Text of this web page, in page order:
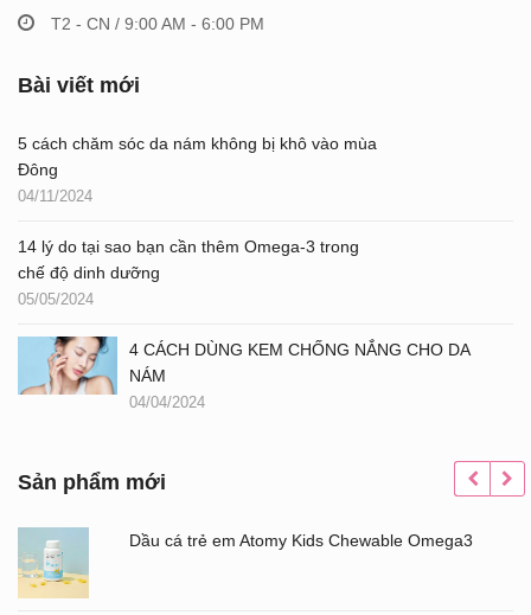
T2 - CN / 9:00 AM - 6:00 PM
Bài viết mới
5 cách chăm sóc da nám không bị khô vào mùa
Đông
04/11/2024
14 lý do tại sao bạn cần thêm Omega-3 trong
chế độ dinh dưỡng
05/05/2024
4 CÁCH DÙNG KEM CHỐNG NẮNG CHO DA
NÁM
04/04/2024
Sản phẩm mới
Dầu cá trẻ em Atomy Kids Chewable Omega3